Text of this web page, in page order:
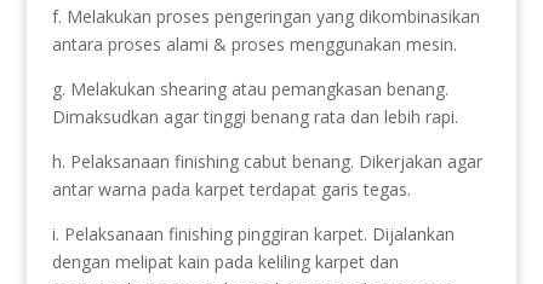
f. Melakukan proses pengeringan yang dikombinasikan
antara proses alami & proses menggunakan mesin.
g. Melakukan shearing atau pemangkasan benang.
Dimaksudkan agar tinggi benang rata dan lebih rapi.
h. Pelaksanaan finishing cabut benang. Dikerjakan agar
antar warna pada karpet terdapat garis tegas.
i. Pelaksanaan finishing pinggiran karpet. Dijalankan
dengan melipat kain pada keliling karpet dan